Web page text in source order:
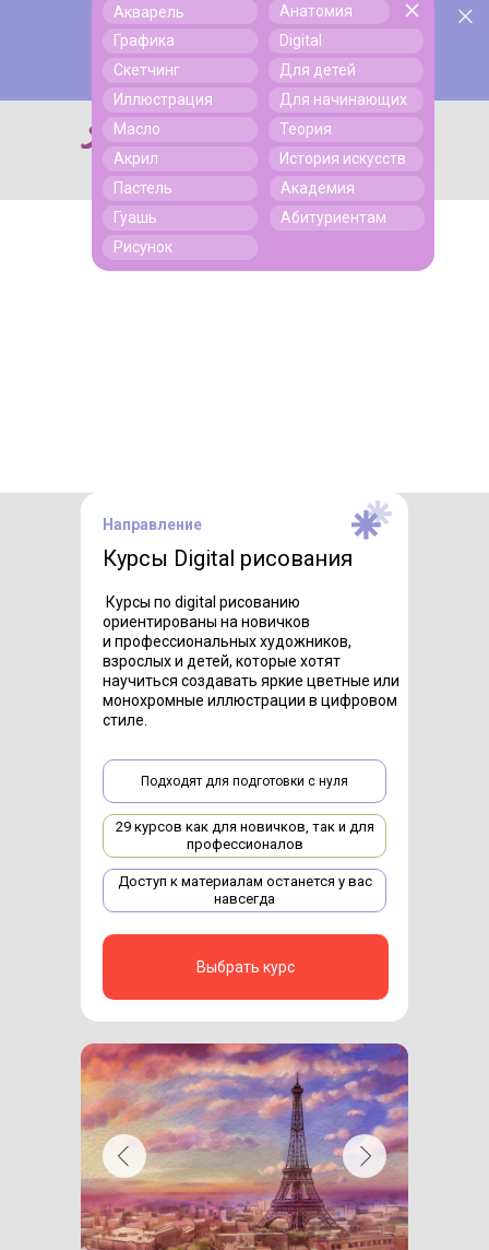
Поиск
Поиск
Акварель
Графика
Скетчинг
Иллюстрация
Масло
Акрил
Пастель
Гуашь
Рисунок
Анатомия
Digital
Для детей
Для начинающих
Теория
История искусств
Академия
Абитуриентам
Курсы Digital рисования
Направление
Курсы по digital рисованию
ориентированы на новичков
и профессиональных художников,
взрослых и детей, которые хотят
научиться создавать яркие цветные или
монохромные иллюстрации в цифровом
стиле.
Подходят для подготовки с нуля
Доступ к материалам останется у вас
навсегда
Выбрать курс
29 курсов как для новичков, так и для
профессионалов